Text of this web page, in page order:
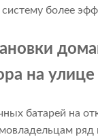
систему более
на улице
батарей на
ряд